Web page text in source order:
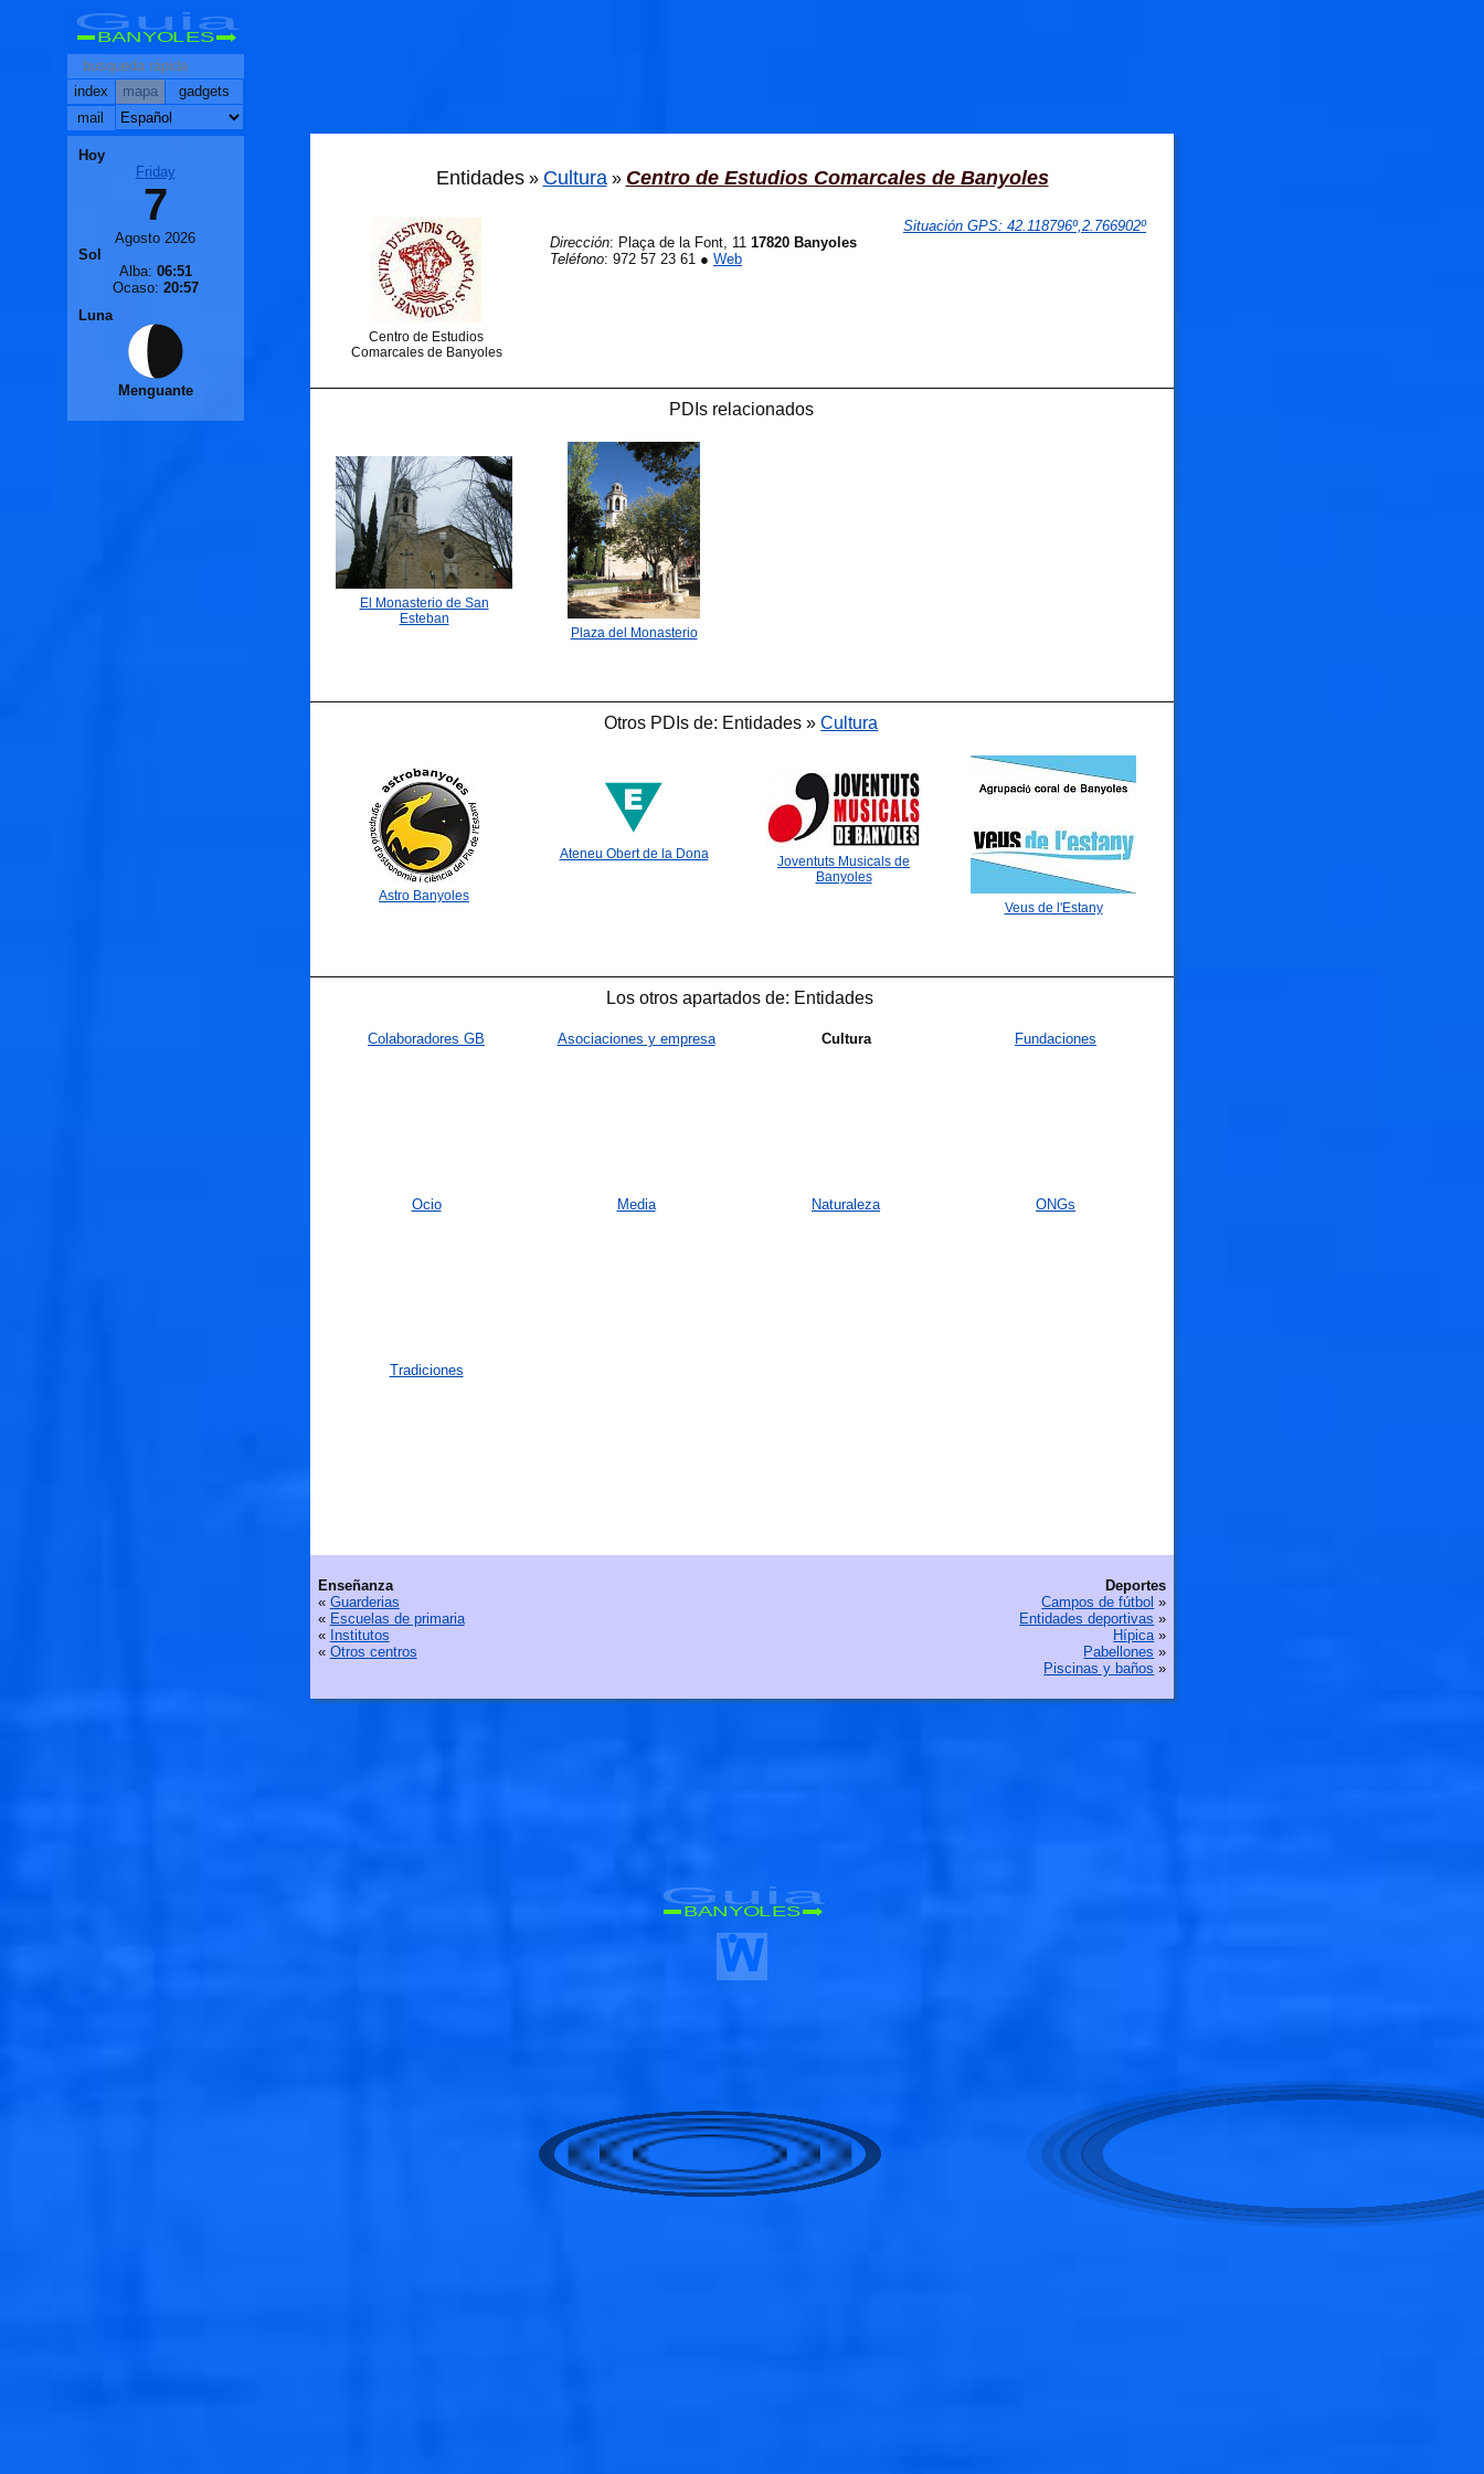
Entidades» Cultura» Centro de Estudios Comarcales de Banyoles
Centro de Estudios
Comarcales de Banyoles
Situación GPS: 42.118796º,2.766902º
Dirección: Plaça de la Font, 11 17820 Banyoles
Teléfono: 972 57 23 61 ● Web
PDIs relacionados
El Monasterio de San
Esteban
Plaza del Monasterio
Otros PDIs de: Entidades »Cultura
Astro Banyoles
Ateneu Obert de la Dona
Joventuts Musicals de
Banyoles
Veus de l'Estany
Los otros apartados de: Entidades
Colaboradores GB Asociaciones y empresa Cultura Fundaciones
Ocio Media Naturaleza ONGs
Tradiciones
Deportes
Campos de fútbol »
Entidades deportivas »
Hípica»
Pabellones »
Piscinas y baños »
Enseñanza
« Guarderias
« Escuelas de primaria
« Institutos
« Otros centros
Guia
BANYOLES
Guia
BANYOLES
index mapa
gadgets
mail
Hoy
Friday
7
Agosto 2026
Sol
Alba: 06:51
Ocaso: 20:57
Luna
Menguante
🐟
🐟
🐟
🐟
🐟
🐟